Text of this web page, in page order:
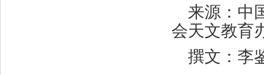
来源：中
会天文教育
撰文：李